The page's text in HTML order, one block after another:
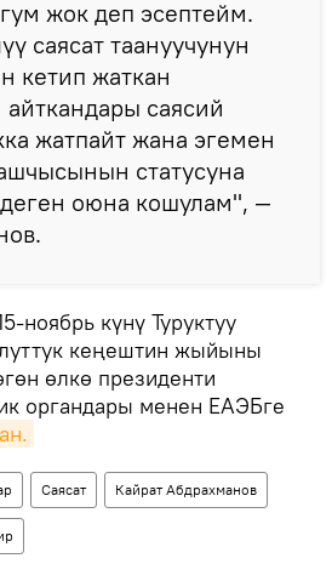
жок деп эсептейм.
саясат таануучунун
кетип жаткан
саясий
жатпайт жана эгемен
статусуна
оюна кошулам", —
ноябрь күнү Туруктуу
кеңештин жыйыны
өлкө президенти
органдары менен ЕАЭБге
Саясат Кайрат Абдрахманов